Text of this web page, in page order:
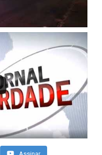
Assinar